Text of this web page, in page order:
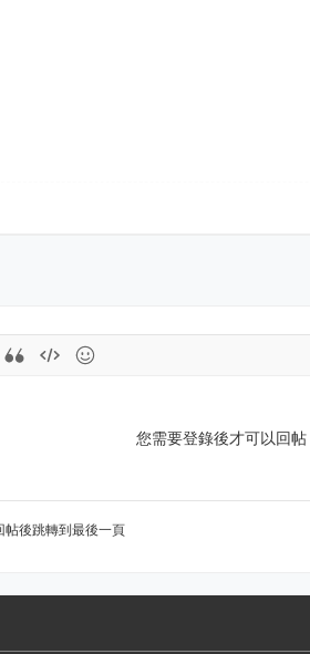
您需要登錄後才可以回帖
帖後跳轉到最後一頁